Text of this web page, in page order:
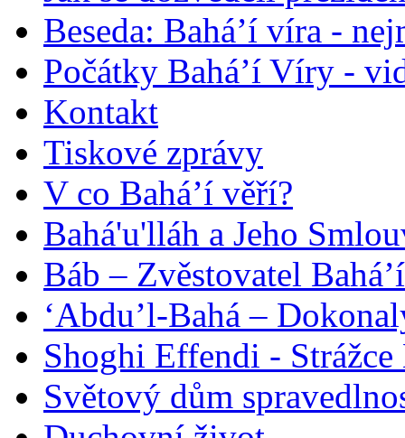
Beseda: Bahá’í víra -
Počátky Bahá’í Víry -
Kontakt
Tiskové zprávy
V co Bahá’í věří?
Bahá'u'lláh a Jeho
Báb – Zvěstovatel
‘Abdu’l-Bahá –
Shoghi Effendi -
Světový dům